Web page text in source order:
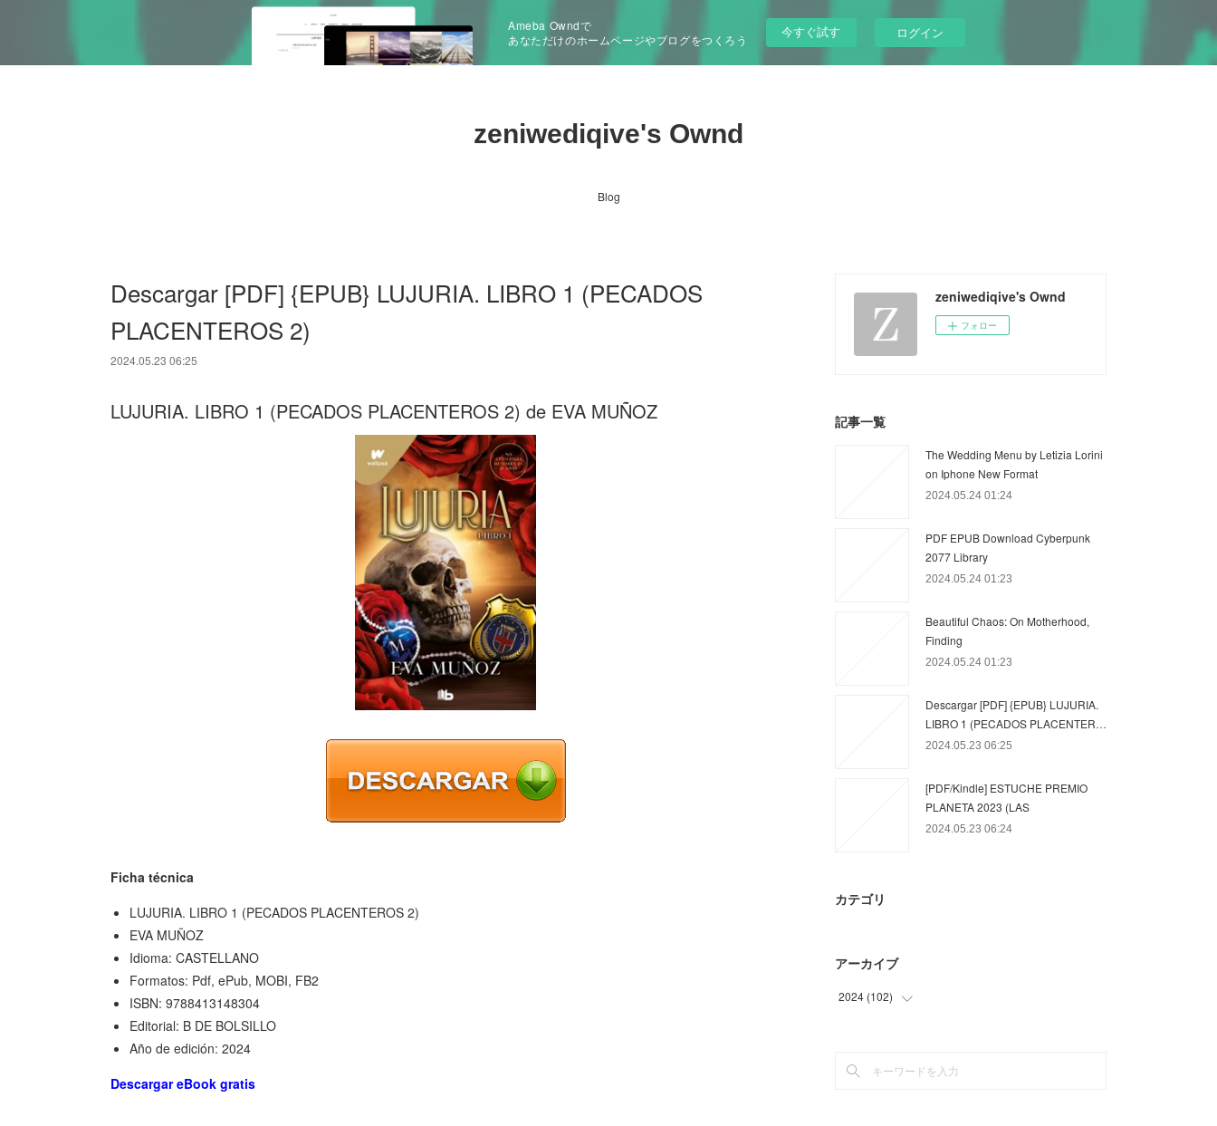
Ameba Owndで
あなただけのホームページやブログをつくろう
今すぐ試す ログイン
zeniwediqive's Ownd
Blog
Descargar [PDF] {EPUB} LUJURIA. LIBRO 1 (PECADOS
PLACENTEROS 2)
2024.05.23 06:25
LUJURIA. LIBRO 1 (PECADOS PLACENTEROS 2) de EVA MUÑOZ
Ficha técnica
LUJURIA. LIBRO 1 (PECADOS PLACENTEROS 2)
EVA MUÑOZ
Idioma: CASTELLANO
Formatos: Pdf, ePub, MOBI, FB2
ISBN: 9788413148304
Editorial: B DE BOLSILLO
Año de edición: 2024
Descargar eBook gratis
zeniwediqive's Ownd
フォロー
記事一覧
The Wedding Menu by Letizia Lorini
on Iphone New Format
2024.05.24 01:24
PDF EPUB Download Cyberpunk
2077 Library
2024.05.24 01:23
Beautiful Chaos: On Motherhood,
Finding
2024.05.24 01:23
Descargar [PDF] {EPUB} LUJURIA.
LIBRO 1 (PECADOS PLACENTER…
2024.05.23 06:25
[PDF/Kindle] ESTUCHE PREMIO
PLANETA 2023 (LAS
2024.05.23 06:24
カテゴリ
アーカイブ
2024 (102)